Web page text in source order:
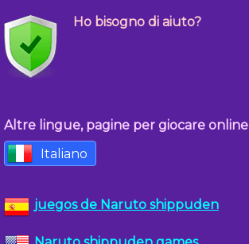
Ho bisogno di aiuto?
Altre lingue, pagine per giocare online
Italiano
juegos de Naruto shippuden